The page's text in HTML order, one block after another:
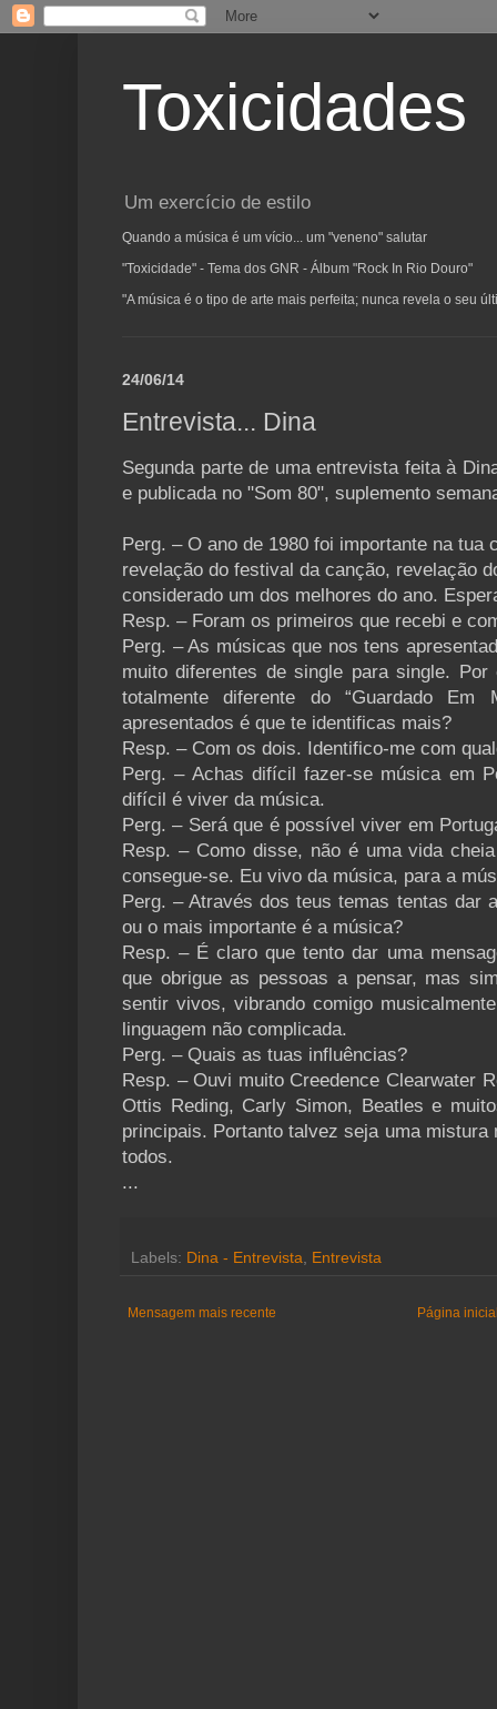
Toxicidades
Um exercício de estilo
Quando a música é um vício... um "veneno" salutar
"Toxicidade" - Tema dos GNR - Álbum "Rock In Rio Douro"
"A música é o tipo de arte mais perfeita; nunca revela o seu
24/06/14
Entrevista... Dina
Segunda parte de uma entrevista feita à
e publicada no "Som 80", suplemento
Perg. – O ano de 1980 foi importante na tua
revelação do festival da canção, revelação
considerado um dos melhores do ano.
Resp. – Foram os primeiros que recebi e
Perg. – As músicas que nos tens
muito diferentes de single para single. Por
totalmente diferente do “Guardado
apresentados é que te identificas mais?
Resp. – Com os dois. Identifico-me com
Perg. – Achas difícil fazer-se música em
difícil é viver da música.
Perg. – Será que é possível viver em
Resp. – Como disse, não é uma vida
consegue-se. Eu vivo da música, para a
Perg. – Através dos teus temas tentas dar
ou o mais importante é a música?
Resp. – É claro que tento dar uma
que obrigue as pessoas a pensar, mas
sentir vivos, vibrando comigo
linguagem não complicada.
Perg. – Quais as tuas influências?
Resp. – Ouvi muito Creedence Clearwater
Ottis Reding, Carly Simon, Beatles e
principais. Portanto talvez seja uma
todos.
...
Labels: Dina - Entrevista, Entrevista
Mensagem mais recente Página